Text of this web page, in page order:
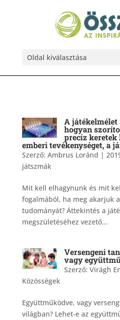
Oldal kiválasztása
A játékelmélet
hogyan
precíz keretek
emberi tevékenységet, a
Szerző: Ambrus Loránd |
játszmák
Mit kell elhagynunk és mit
fogalmából, ha meg akarjuk
tudományát? Áttekintés a
megszületéséhez vezető...
Versengeni
vagy
Szerző: Virágh
Közösségek
Együttműködve, vagy
világban? Lehet-e az